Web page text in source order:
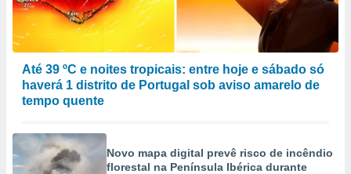
Até 39 ºC e noites tropicais: entre hoje e sábado só
haverá 1 distrito de Portugal sob aviso amarelo de
tempo quente
Novo mapa digital prevê risco de incêndio
florestal na Península Ibérica durante